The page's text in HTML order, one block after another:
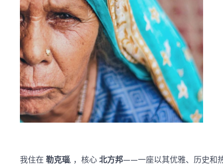
我住在 勒克瑙, ，核心 北方邦——一座以其优雅、历史和